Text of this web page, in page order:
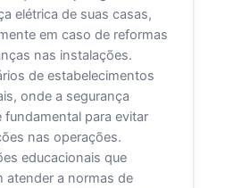
elétrica de suas casas,
em caso de reformas
nas instalações.
de estabelecimentos
onde a segurança
fundamental para evitar
nas operações.
educacionais que
atender a normas de